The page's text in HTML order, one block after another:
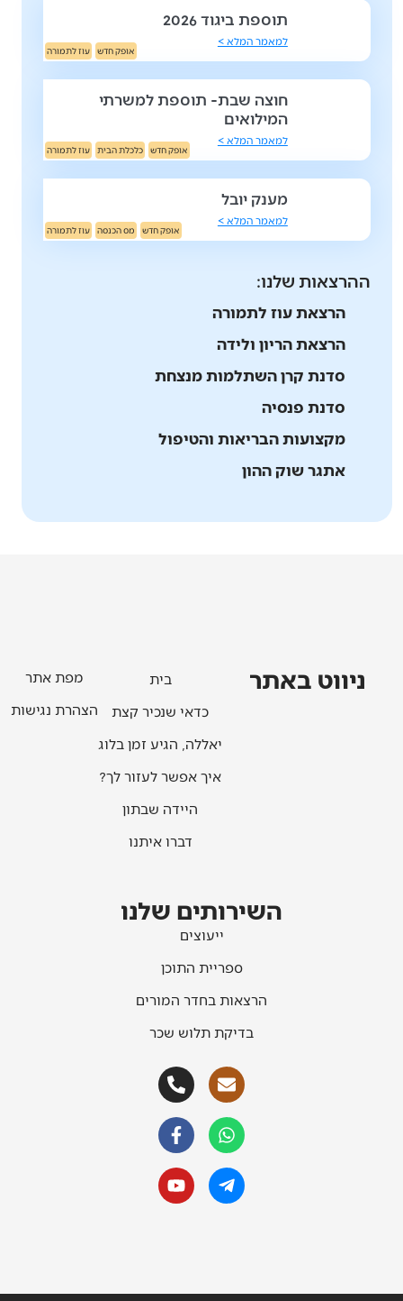
אופק חדש עוז לתמורה
תוספת ביגוד 2026
למאמר המלא >
אופק חדש כלכלת הבית עוז לתמורה
חוצה שבת- תוספת למשרתי
המילואים
למאמר המלא >
אופק חדש מס הכנסה עוז לתמורה
מענק יובל
למאמר המלא >
ההרצאות שלנו:
הרצאת עוז לתמורה
הרצאת הריון ולידה
סדנת קרן השתלמות מנצחת
סדנת פנסיה
מקצועות הבריאות והטיפול
אתגר שוק ההון
ניווט באתר
בית
כדאי שנכיר קצת
יאללה, הגיע זמן בלוג
איך אפשר לעזור לך?
היידה שבתון
דברו איתנו
מפת אתר
הצהרת נגישות
השירותים שלנו
ייעוצים
ספריית התוכן
הרצאות בחדר המורים
בדיקת תלוש שכר